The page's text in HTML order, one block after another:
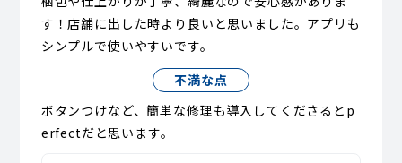
す！店舗に出した時より良いと思いました。アプリも
シンプルで使いやすいです。
不満な点
ボタンつけなど、簡単な修理も導入してくださるとp
erfectだと思います。